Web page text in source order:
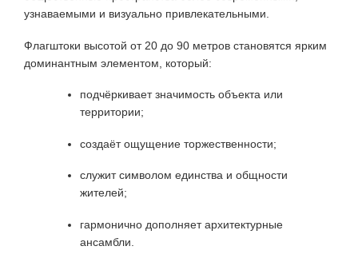
узнаваемыми и визуально привлекательными.
Флагштоки высотой от 20 до 90 метров становятся ярким
доминантным элементом, который:
подчёркивает значимость объекта или
территории;
создаёт ощущение торжественности;
служит символом единства и общности
жителей;
гармонично дополняет архитектурные
ансамбли.